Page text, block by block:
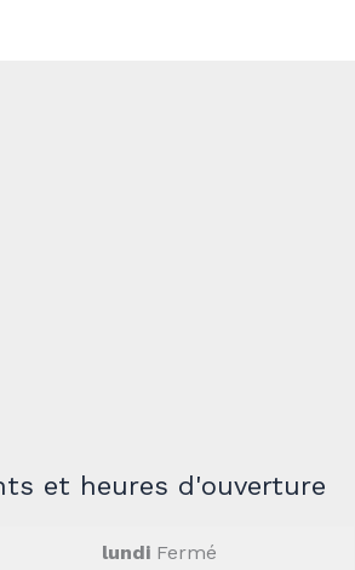
et heures d'ouverture
lundi Fermé